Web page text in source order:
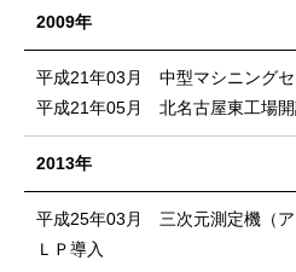
2009年
平成21年03月 中型マシニングセ
平成21年05月 北名古屋東工場開
2013年
平成25年03月 三次元測定機（ア
ＬＰ導入